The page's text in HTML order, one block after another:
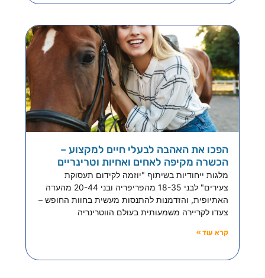
הפכו את האהבה לבעלי חיים למקצוע –
הכשרה מקיפה לאחים ואחיות וטרינריים
מלגות ייחודיות בשיתוף "יוזמה לקידום תעסוקת
צעירים" לבני 18-35 מהפריפריה ובני 20-44 מהעדה
האתיופית, והזדמנות להתנסות מעשית בחוות החופש –
צעדו לקריירה משמעותית בעולם הווטרינריה
קרא עוד »